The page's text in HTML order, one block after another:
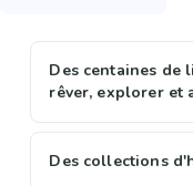
Des centaines de
rêver, explorer et
Des collections